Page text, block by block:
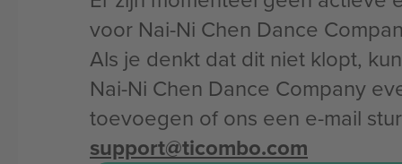
voor Nai-Ni Chen Dance
Als je denkt dat dit niet klopt,
Nai-Ni Chen Dance Company
toevoegen of ons een e-mail
support@ticombo.com